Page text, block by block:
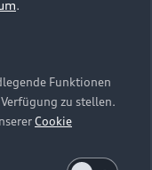
.
Funktionen
zu stellen.
Cookie